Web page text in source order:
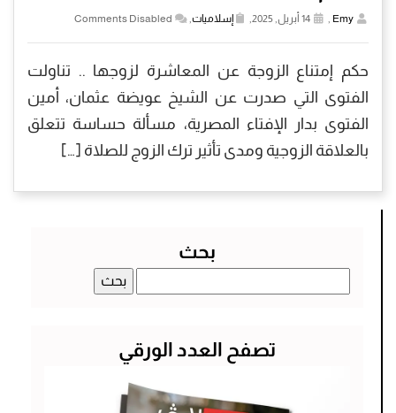
Emy
, إسلاميات,
Comments Disabled
حكم إمتناع الزوجة عن المعاشرة لزوجها .. تناولت
الفتوى التي صدرت عن الشيخ عويضة عثمان، أمين
الفتوى بدار الإفتاء المصرية، مسألة حساسة تتعلق
بالعلاقة الزوجية ومدى تأثير ترك الزوج للصلاة […]
بحث
عن:
تصفح العدد الورقي